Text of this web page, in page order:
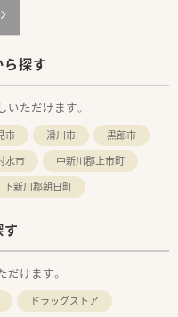
探す
ただけます。
市 滑川市
黒部市
水市
中新川郡上市町
下新川郡朝日町
けます。
ドラッグストア